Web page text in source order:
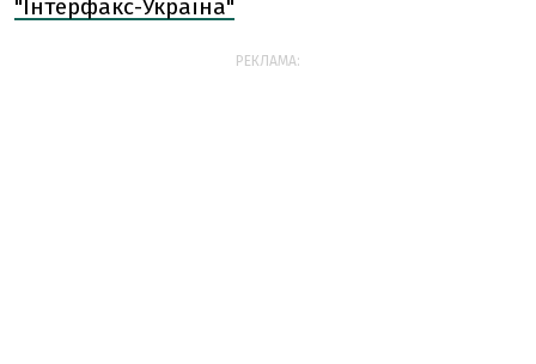
"Інтерфакс-Україна"
РЕКЛАМА: